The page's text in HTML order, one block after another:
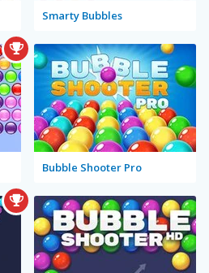
Smarty Bubbles
Bubble Shooter Pro